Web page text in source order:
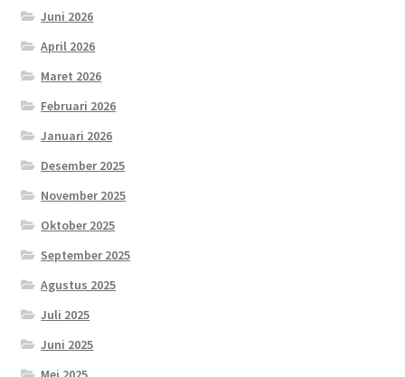
Juni 2026
April 2026
Maret 2026
Februari 2026
Januari 2026
Desember 2025
November 2025
Oktober 2025
September 2025
Agustus 2025
Juli 2025
Juni 2025